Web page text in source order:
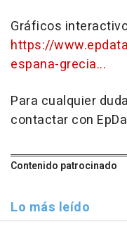
Gráficos
https://
espana-grecia...
Para cualquier
contactar con
Contenido patrocinado
Lo más leído